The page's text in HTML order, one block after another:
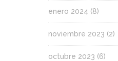
enero 2024 (8)
noviembre 2023 (2)
octubre 2023 (6)